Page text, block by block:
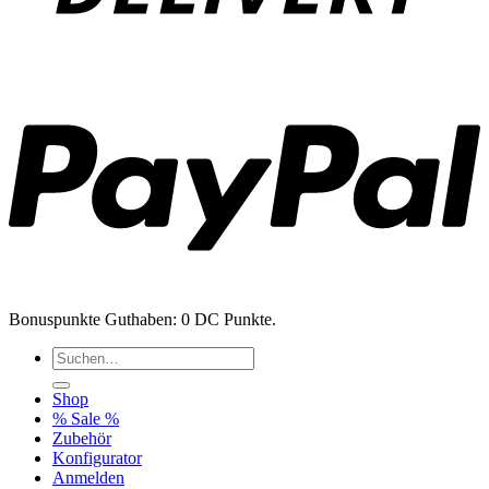
Bonuspunkte Guthaben: 0 DC Punkte.
Suchen
nach:
Shop
% Sale %
Zubehör
Konfigurator
Anmelden